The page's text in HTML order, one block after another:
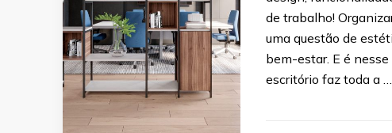
de trabalho!
uma questão de
bem-estar. E é
escritório faz toda a …